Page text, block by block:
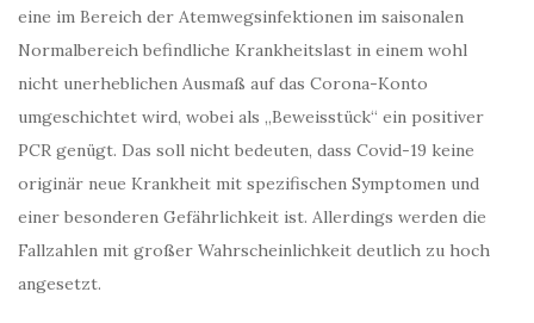
eine im Bereich der Atemwegsinfektionen im saisonalen
Normalbereich befindliche Krankheitslast in einem wohl
nicht unerheblichen Ausmaß auf das Corona-Konto
umgeschichtet wird, wobei als „Beweisstück“ ein positiver
PCR genügt. Das soll nicht bedeuten, dass Covid-19 keine
originär neue Krankheit mit spezifischen Symptomen und
einer besonderen Gefährlichkeit ist. Allerdings werden die
Fallzahlen mit großer Wahrscheinlichkeit deutlich zu hoch
angesetzt.